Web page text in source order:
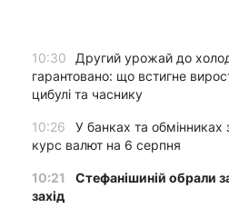
10:30
Другий урожай до
гарантовано: що встигне
цибулі та часнику
10:26
У банках та обмінниках
курс валют на 6 серпня
10:21
Стефанішиній обрали
захід